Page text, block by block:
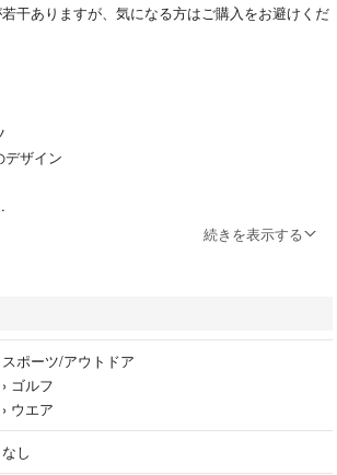
干ありますが、気になる方はご購入をお避けくだ
ザイン
ございます。
ご了承ください
続きを表示する
スポーツ/アウトドア
› ゴルフ
› ウエア
なし